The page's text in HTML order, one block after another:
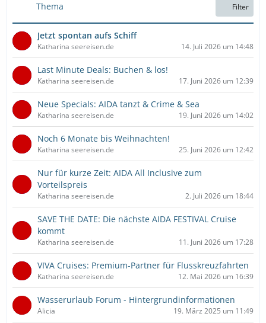
Thema Filter
Jetzt spontan aufs Schiff
Katharina seereisen.de 14. Juli 2026 um 14:48
Last Minute Deals: Buchen & los!
Katharina seereisen.de 17. Juni 2026 um 12:39
Neue Specials: AIDA tanzt & Crime & Sea
Katharina seereisen.de 19. Juni 2026 um 14:02
Noch 6 Monate bis Weihnachten!
Katharina seereisen.de 25. Juni 2026 um 12:42
Nur für kurze Zeit: AIDA All Inclusive zum
Vorteilspreis
Katharina seereisen.de 2. Juli 2026 um 18:44
SAVE THE DATE: Die nächste AIDA FESTIVAL Cruise
kommt
Katharina seereisen.de 11. Juni 2026 um 17:28
VIVA Cruises: Premium-Partner für Flusskreuzfahrten
Katharina seereisen.de 12. Mai 2026 um 16:39
Wasserurlaub Forum - Hintergrundinformationen
Alicia 19. März 2025 um 11:49